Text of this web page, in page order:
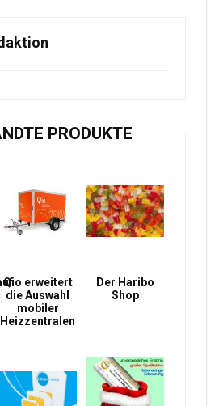
PRODUKTE
Qio erweitert
die Auswahl
mobiler
Heizzentralen
Der Haribo
Shop